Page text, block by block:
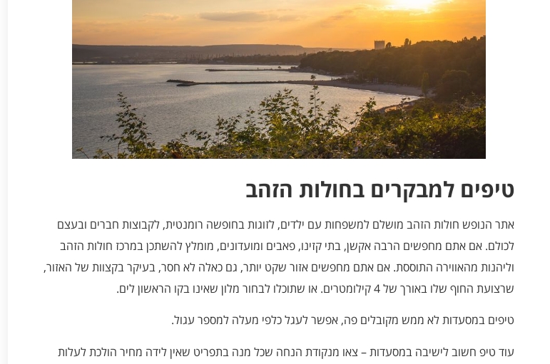
טיפים למבקרים בחולות הזהב
אתר הנופש חולות הזהב מושלם למשפחות עם ילדים, לזוגות בחופשה רומנטית, לקבוצות חברים ובעצם
לכולם. אם אתם מחפשים הרבה אקשן, בתי קזינו, פאבים ומועדונים, מומלץ להשתכן במרכז חולות הזהב
וליהנות מהאווירה התוססת. אם אתם מחפשים אזור שקט יותר, גם כאלה לא חסר, בעיקר בקצוות של האזור,
שרצועת החוף שלו באורך של 4 קילומטרים. או שתוכלו לבחור מלון שאינו בקו הראשון לים.
טיפים במסעדות לא ממש מקובלים פה, אפשר לעגל כלפי מעלה למספר עגול.
עוד טיפ חשוב לישיבה במסעדות – צאו מנקודת הנחה שכל מנה בתפריט שאין לידה מחיר הולכת לעלות